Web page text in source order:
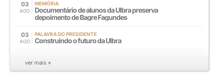
03
AGO
MEMÓRIA
Documentário de alunos da Ulbra preserva
depoimento de Bagre Fagundes
03
AGO
PALAVRA DO PRESIDENTE
Construindo o futuro da Ulbra
ver mais »